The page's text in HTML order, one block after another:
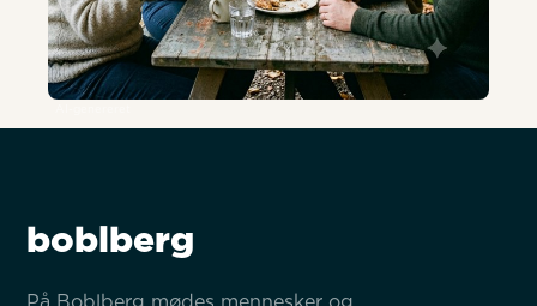
boblberg